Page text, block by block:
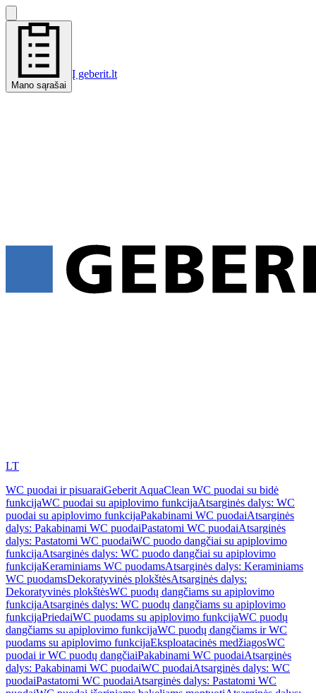
Mano sąrašai
Į geberit.lt
LT
WC puodai ir pisuaraiGeberit AquaClean WC puodai su bidė
funkcijaWC puodai su apiplovimo funkcijaAtsarginės dalys: WC
puodai su apiplovimo funkcijaPakabinami WC puodaiAtsarginės
dalys: Pakabinami WC puodaiPastatomi WC puodaiAtsarginės
dalys: Pastatomi WC puodaiWC puodo dangčiai su apiplovimo
funkcijaAtsarginės dalys: WC puodo dangčiai su apiplovimo
funkcijaKeraminiams WC puodamsAtsarginės dalys: Keraminiams
WC puodamsDekoratyvinės plokštėsAtsarginės dalys:
Dekoratyvinės plokštėsWC puodų dangčiams su apiplovimo
funkcijaAtsarginės dalys: WC puodų dangčiams su apiplovimo
funkcijaPriedaiWC puodams su apiplovimo funkcijaWC puodų
dangčiams su apiplovimo funkcijaWC puodų dangčiams ir WC
puodams su apiplovimo funkcijaEksploatacinės medžiagosWC
puodai ir WC puodų dangčiaiPakabinami WC puodaiAtsarginės
dalys: Pakabinami WC puodaiWC puodaiAtsarginės dalys: WC
puodaiPastatomi WC puodaiAtsarginės dalys: Pastatomi WC